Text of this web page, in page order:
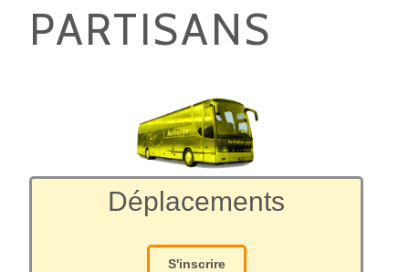
PARTISANS
Déplacements
S'inscrire